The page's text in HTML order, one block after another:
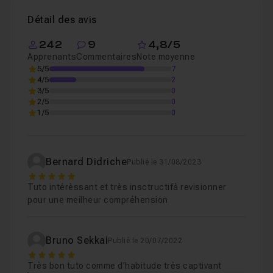
Détail des avis
242
Apprenants
9
Commentaires
4,8/5
Note moyenne
5/5
7
4/5
2
3/5
0
2/5
0
1/5
0
Bernard DidrichePublié le 31/08/2023
5
Tuto intérèssant et très insctructifà revisionner
pour une meilheur compréhension
Bruno Sekkai Publié le 20/07/2022
5
Très bon tuto comme d'habitude très captivant